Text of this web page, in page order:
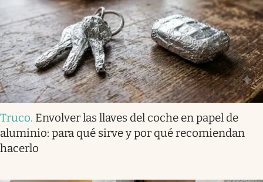
Truco. Envolver las llaves del coche en papel de
aluminio: para qué sirve y por qué recomiendan
hacerlo